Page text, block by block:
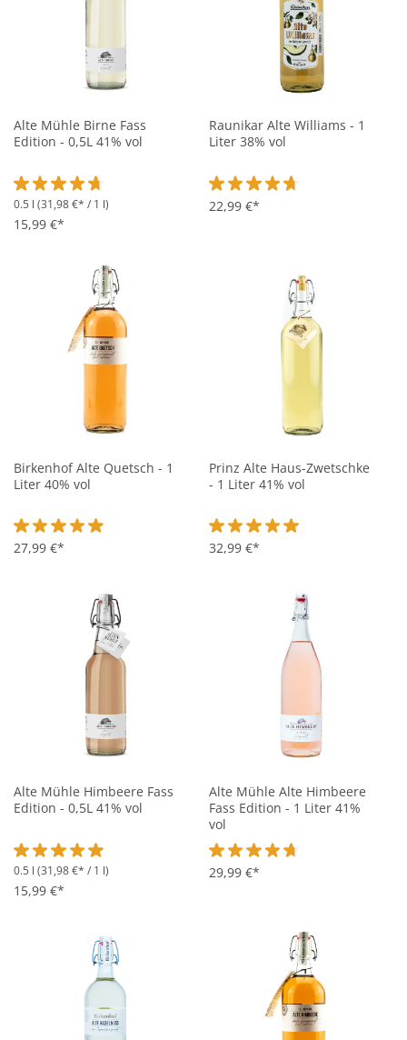
Alte Mühle Birne Fass
Edition - 0,5L 41% vol
Durchschnittliche Bewertung von 4.8 von 5 Sternen
0.5 l (31,98 €* / 1 l)
15,99 €*
Raunikar Alte Williams - 1
Liter 38% vol
Durchschnittliche Bewertung
22,99 €*
Birkenhof Alte Quetsch - 1
Liter 40% vol
Durchschnittliche Bewertung von 4.9 von 5 Sternen
27,99 €*
Prinz Alte Haus-Zwetschke
- 1 Liter 41% vol
Durchschnittliche Bewertung
32,99 €*
Alte Mühle Himbeere Fass
Edition - 0,5L 41% vol
Durchschnittliche Bewertung von 4.9 von 5 Sternen
0.5 l (31,98 €* / 1 l)
15,99 €*
Alte Mühle Alte Himbeere
Fass Edition - 1 Liter 41%
vol
Durchschnittliche Bewertung
29,99 €*